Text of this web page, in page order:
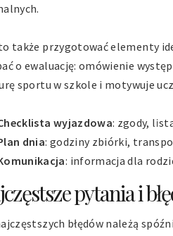
także przygotować elementy
o ewaluację: omówienie
sportu w szkole i motywuje
wyjazdowa: zgody,
dnia: godziny zbiórki,
: informacja dla
pytania i
błędów należą